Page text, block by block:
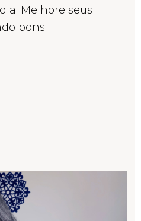
Melhore seus
bons